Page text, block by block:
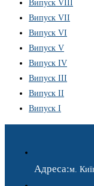
Випуск VIII
Випуск VII
Випуск VI
Випуск V
Випуск IV
Випуск III
Випуск II
Випуск I
Адреса:м.